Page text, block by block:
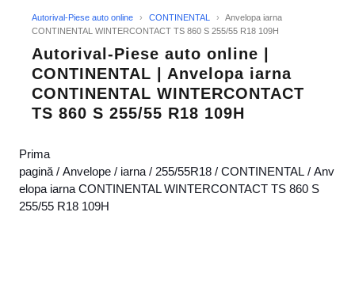
Autorival-Piese auto online › CONTINENTAL ›
Anvelopa iarna
CONTINENTAL WINTERCONTACT TS 860 S 255/55 R18 109H
Autorival-Piese auto online |
CONTINENTAL | Anvelopa iarna
CONTINENTAL WINTERCONTACT
TS 860 S 255/55 R18 109H
Prima
pagină / Anvelope / iarna / 255/55R18 / CONTINENTAL / Anv
elopa iarna CONTINENTAL WINTERCONTACT TS 860 S
255/55 R18 109H